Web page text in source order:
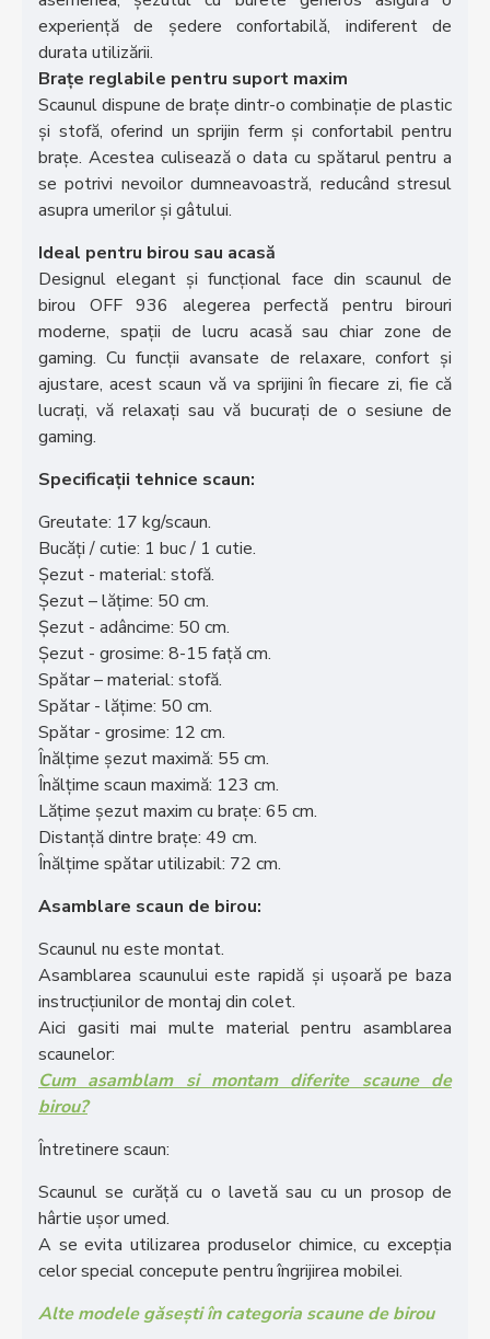
experiență de ședere confortabilă, indiferent de
durata utilizării.
Brațe reglabile pentru suport maxim
Scaunul dispune de brațe dintr-o combinație de plastic
și stofă, oferind un sprijin ferm și confortabil pentru
brațe. Acestea culisează o data cu spătarul pentru a
se potrivi nevoilor dumneavoastră, reducând stresul
asupra umerilor și gâtului.
Ideal pentru birou sau acasă
Designul elegant și funcțional face din scaunul de
birou OFF 936 alegerea perfectă pentru birouri
moderne, spații de lucru acasă sau chiar zone de
gaming. Cu funcții avansate de relaxare, confort și
ajustare, acest scaun vă va sprijini în fiecare zi, fie că
lucrați, vă relaxați sau vă bucurați de o sesiune de
gaming.
Specificații tehnice scaun:
Greutate: 17 kg/scaun.
Bucăți / cutie: 1 buc / 1 cutie.
Șezut - material: stofă.
Șezut – lățime: 50 cm.
Șezut - adâncime: 50 cm.
Șezut - grosime: 8-15 față cm.
Spătar – material: stofă.
Spătar - lățime: 50 cm.
Spătar - grosime: 12 cm.
Înălțime șezut maximă: 55 cm.
Înălțime scaun maximă: 123 cm.
Lățime șezut maxim cu brațe: 65 cm.
Distanță dintre brațe: 49 cm.
Înălțime spătar utilizabil: 72 cm.
Asamblare scaun de birou:
Scaunul nu este montat.
Asamblarea scaunului este rapidă și ușoară pe baza
instrucțiunilor de montaj din colet.
Aici gasiti mai multe material pentru asamblarea
scaunelor:
Cum asamblam si montam diferite scaune de
birou?
Întretinere scaun:
Scaunul se curăță cu o lavetă sau cu un prosop de
hârtie ușor umed.
A se evita utilizarea produselor chimice, cu excepția
celor special concepute pentru îngrijirea mobilei.
Alte modele găsești în categoria scaune de birou